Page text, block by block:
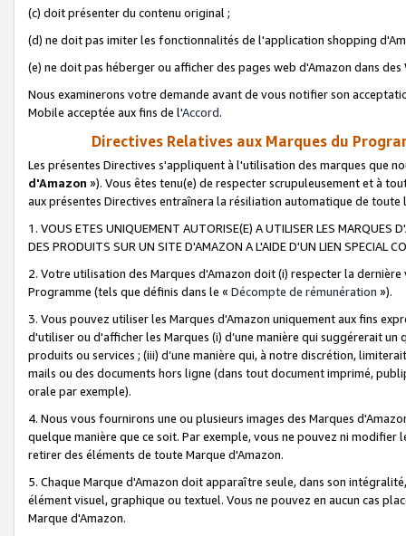
(c) doit présenter du contenu original ;
(d) ne doit pas imiter les fonctionnalités de l'application shopping
(e) ne doit pas héberger ou afficher des pages web d'Amazon dans
Nous examinerons votre demande avant de vous notifier son
Mobile acceptée aux fins de l'Accord.
Directives Relatives aux Marques du
Les présentes Directives s'appliquent à l'utilisation des marques que
d'Amazon »). Vous êtes tenu(e) de respecter scrupuleusement et à
aux présentes Directives entraînera la résiliation automatique de
1. VOUS ETES UNIQUEMENT AUTORISE(E) A UTILISER LES MARQUES
DES PRODUITS SUR UN SITE D'AMAZON A L'AIDE D'UN LIEN SPECIAL
2. Votre utilisation des Marques d'Amazon doit (i) respecter la
Programme (tels que définis dans le « Décompte de rémunération »).
3. Vous pouvez utiliser les Marques d'Amazon uniquement aux fins
d'utiliser ou d'afficher les Marques (i) d’une manière qui suggérerait
produits ou services ; (iii) d’une manière qui, à notre discrétion,
mails ou des documents hors ligne (dans tout document imprimé,
orale par exemple).
4. Nous vous fournirons une ou plusieurs images des Marques
quelque manière que ce soit. Par exemple, vous ne pouvez ni
retirer des éléments de toute Marque d'Amazon.
5. Chaque Marque d'Amazon doit apparaître seule, dans son
élément visuel, graphique ou textuel. Vous ne pouvez en aucun cas
Marque d'Amazon.